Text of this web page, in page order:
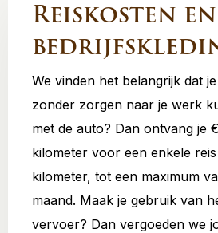
Reiskosten en
We vinden het belangrijk dat
zonder zorgen naar je werk
met de auto? Dan ontvang je
kilometer voor een enkele
kilometer, tot een maximum
maand. Maak je gebruik van
vervoer? Dan vergoeden we